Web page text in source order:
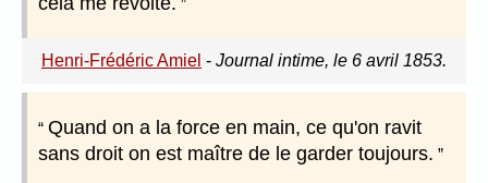
Henri-Frédéric Amiel - Journal intime, le 6 avril 1853.
Quand on a la force en main, ce qu'on ravit
sans droit on est maître de le garder toujours.